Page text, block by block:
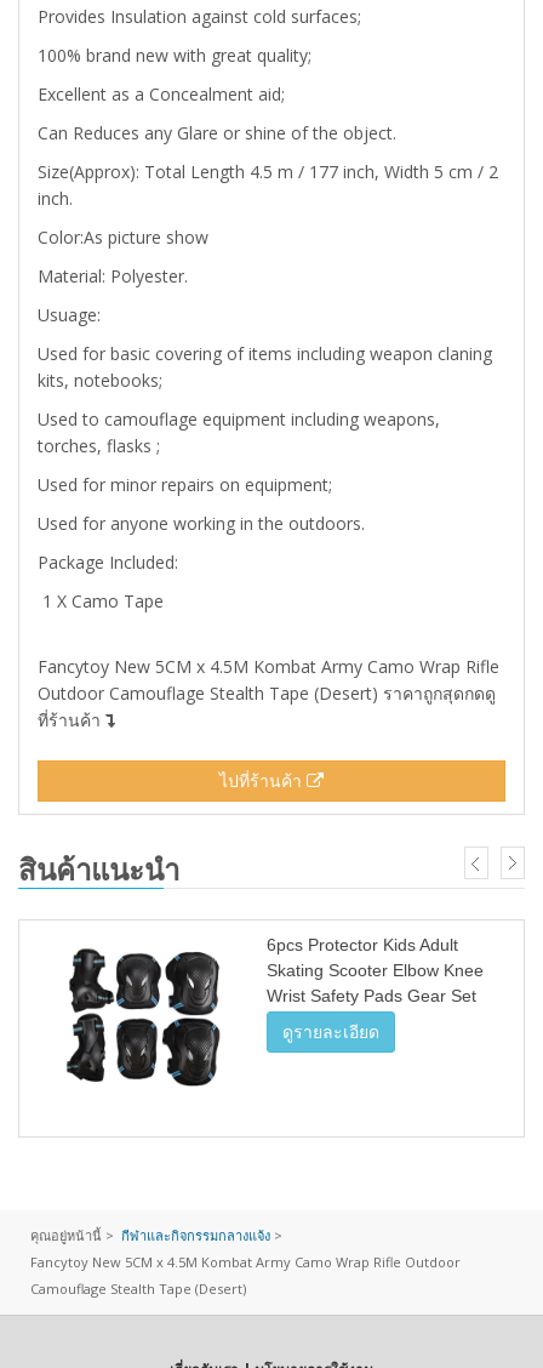
Provides Insulation against cold surfaces;
100% brand new with great quality;
Excellent as a Concealment aid;
Can Reduces any Glare or shine of the object.
Size(Approx): Total Length 4.5 m / 177 inch, Width 5 cm / 2
inch.
Color:As picture show
Material: Polyester.
Usuage:
Used for basic covering of items including weapon claning
kits, notebooks;
Used to camouflage equipment including weapons,
torches, flasks ;
Used for minor repairs on equipment;
Used for anyone working in the outdoors.
Package Included:
1 X Camo Tape
Fancytoy New 5CM x 4.5M Kombat Army Camo Wrap Rifle
Outdoor Camouflage Stealth Tape (Desert) ราคาถูกสุดกดดู
ที่ร้านค้า
ไปที่ร้านค้า
สินค้าแนะนำ
6pcs Protector Kids Adult
Skating Scooter Elbow Knee
Wrist Safety Pads Gear Set
(Black Blue, L)
ดูรายละเอียด
คุณอยู่หน้านี้ > กีฬาและกิจกรรมกลางแจ้ง >
Fancytoy New 5CM x 4.5M Kombat Army Camo Wrap Rifle Outdoor
Camouflage Stealth Tape (Desert)